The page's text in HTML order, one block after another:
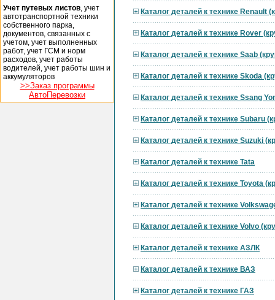
Учет путевых листов , учет
автотранспортной техники
собственного парка,
документов, связанных с
учетом, учет выполненных
работ, учет ГСМ и норм
расходов, учет работы
водителей, учет работы шин и
аккумуляторов
>>Заказ программы
АвтоПеревозки
Каталог деталей к технике Renault
Каталог деталей к технике Rover
Каталог деталей к технике Saab
Каталог деталей к технике Skoda
Каталог деталей к технике Ssang
Каталог деталей к технике Subaru
Каталог деталей к технике Suzuki
Каталог деталей к технике Tata
Каталог деталей к технике Toyota
Каталог деталей к технике
Каталог деталей к технике Volvo
Каталог деталей к технике АЗЛК
Каталог деталей к технике ВАЗ
Каталог деталей к технике ГАЗ